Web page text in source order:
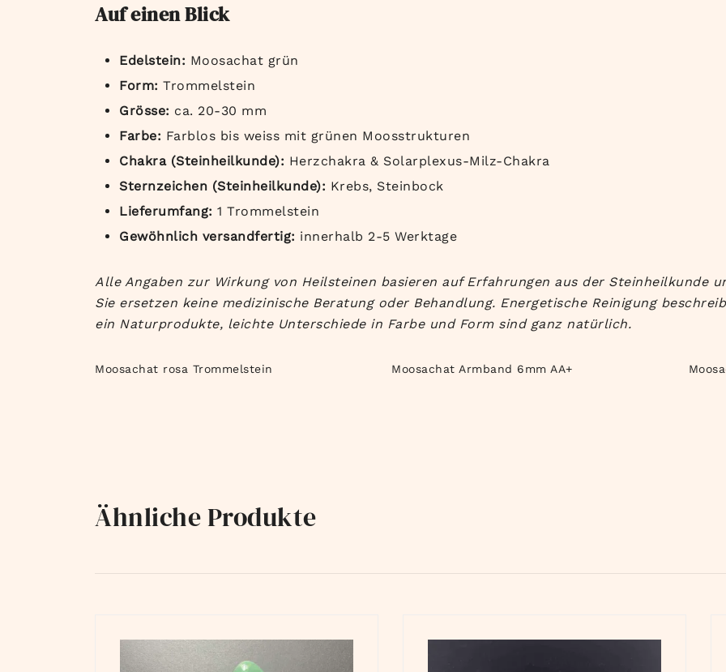
Auf einen Blick
Edelstein: Moosachat grün
Form: Trommelstein
Grösse: ca. 20-30 mm
Farbe: Farblos bis weiss mit grünen Moosstrukturen
Chakra (Steinheilkunde): Herzchakra & Solarplexus-Milz-Chakra
Sternzeichen (Steinheilkunde): Krebs, Steinbock
Lieferumfang: 1 Trommelstein
Gewöhnlich versandfertig: innerhalb 2-5 Werktage
Alle Angaben zur Wirkung von Heilsteinen basieren auf Erfahrungen aus der Steinheilkunde
Sie ersetzen keine medizinische Beratung oder Behandlung. Energetische Reinigung
ein Naturprodukte, leichte Unterschiede in Farbe und Form sind ganz natürlich.
Moosachat rosa Trommelstein Moosachat Armband 6mm AA+
Ähnliche Produkte